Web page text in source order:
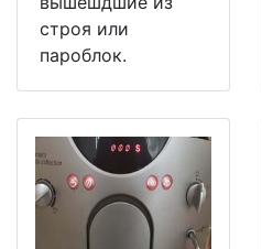
строя или
пароблок.